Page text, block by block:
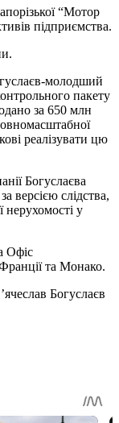
“Мотор
підприємства.
молодший
пакету
за 650 млн
реалізувати цю
Богуслаєва
версією слідства,
нерухомості у
Офіс
та Монако.
Богуслаєв